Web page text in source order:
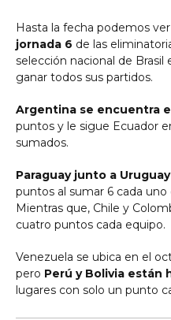
Hasta la fecha podemos
jornada 6 de las
selección nacional de
ganar todos sus partidos.
Argentina se encuentra
puntos y le sigue Ecuador
sumados.
Paraguay junto a Uruguay
puntos al sumar 6 cada
Mientras que, Chile y
cuatro puntos cada equipo.
Venezuela se ubica en el
pero Perú y Bolivia están
lugares con solo un punto